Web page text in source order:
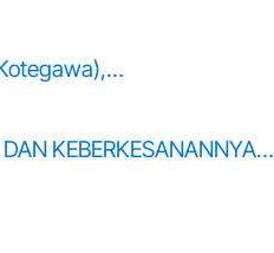
KEBERKESANANNYA…